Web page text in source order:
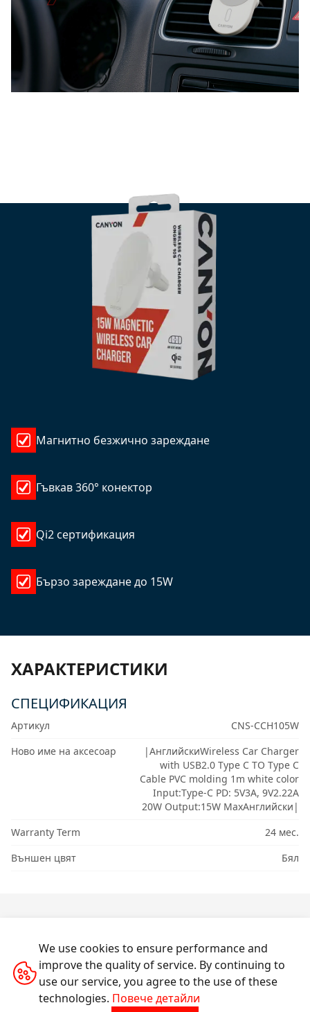
Магнитно безжично зареждане
Гъвкав 360° конектор
Qi2 сертификация
Бързо зареждане до 15W
ХАРАКТЕРИСТИКИ
СПЕЦИФИКАЦИЯ
Артикул
CNS-CCH105W
Ново име на аксесоар
|АнглийскиWireless Car Charger
with USB2.0 Type C TO Type C
Cable PVC molding 1m white color
Input:Type-C PD: 5V3A, 9V2.22A
20W Output:15W MaxАнглийски|
Warranty Term
24 мес.
Външен цвят
Бял
ПРОДУКТИ
ЗА ПОТРЕБИТЕЛИ
We use cookies to ensure performance and
improve the quality of service. By continuing to
use our service, you agree to the use of these
technologies. Повече детайли